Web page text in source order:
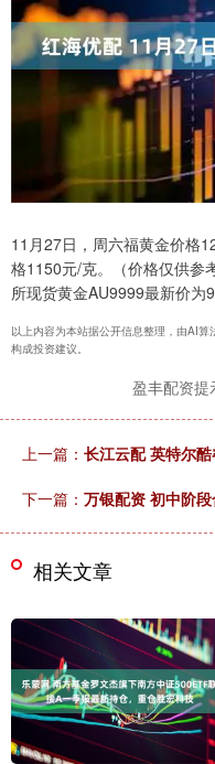
11月27日，周六福黄金价格
格1150元/克。（价格仅供参
所现货黄金AU9999最新价为
以上内容为本站据公开信息整理，由AI
构成投资建议。
盈丰配资提
上一篇： 长江云配 英特尔
下一篇： 万银配资 初中阶
相关文章